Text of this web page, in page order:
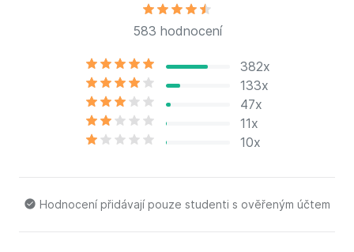
583 hodnocení
382x
133x
47x
11x
10x
Hodnocení přidávají pouze studenti s ověřeným účtem